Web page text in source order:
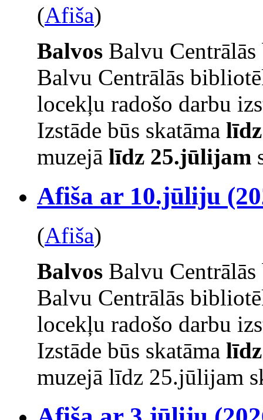
(Afiša)
Balvos Balvu Centrālās
Balvu Centrālās
locekļu radošo darbu
Izstāde būs skatāma
muzejā līdz 25.jūlijam
Afiša ar 10.jūliju
(Afiša)
Balvos Balvu Centrālās
Balvu Centrālās
locekļu radošo darbu
Izstāde būs skatāma
muzejā līdz 25.jūlijam